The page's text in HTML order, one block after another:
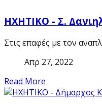
ΗΧΗΤΙΚΟ - Σ.
Στις επαφές με τον
Απρ 27, 2022
Read More